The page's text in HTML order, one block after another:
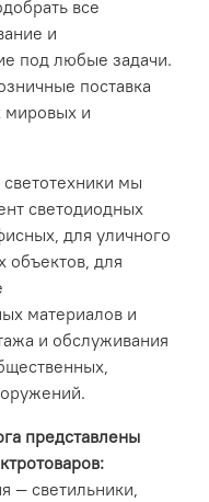
все
и
под любые задачи.
поставка
мировых и
мы
светодиодных
для уличного
для
материалов и
и обслуживания
представлены
— светильники,